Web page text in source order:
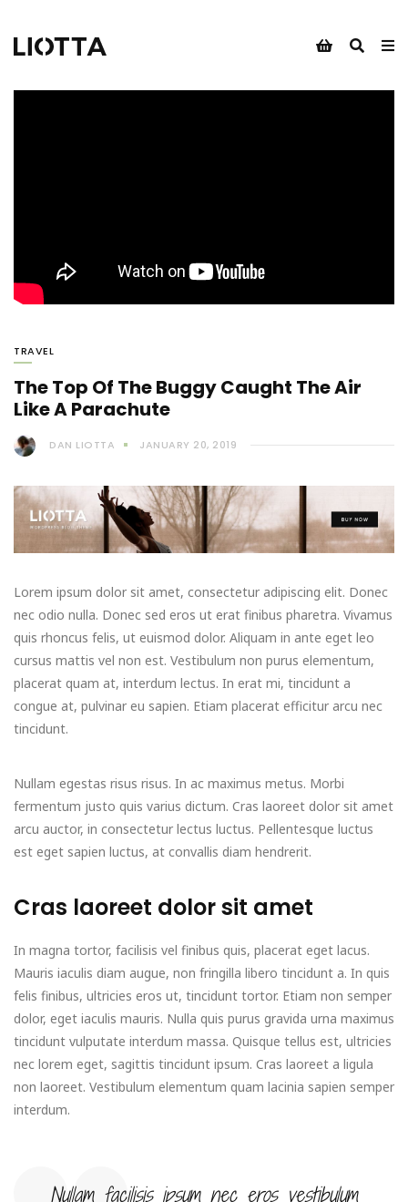
TRAVEL
The Top Of The Buggy Caught The Air
Like A Parachute
DAN LIOTTA JANUARY 20, 2019
Lorem ipsum dolor sit amet, consectetur adipiscing elit. Donec
nec odio nulla. Donec sed eros ut erat finibus pharetra. Vivamus
quis rhoncus felis, ut euismod dolor. Aliquam in ante eget leo
cursus mattis vel non est. Vestibulum non purus elementum,
placerat quam at, interdum lectus. In erat mi, tincidunt a
congue at, pulvinar eu sapien. Etiam placerat efficitur arcu nec
tincidunt.
Nullam egestas risus risus. In ac maximus metus. Morbi
fermentum justo quis varius dictum. Cras laoreet dolor sit amet
arcu auctor, in consectetur lectus luctus. Pellentesque luctus
est eget sapien luctus, at convallis diam hendrerit.
Cras laoreet dolor sit amet
In magna tortor, facilisis vel finibus quis, placerat eget lacus.
Mauris iaculis diam augue, non fringilla libero tincidunt a. In quis
felis finibus, ultricies eros ut, tincidunt tortor. Etiam non semper
dolor, eget iaculis mauris. Nulla quis purus gravida urna maximus
tincidunt vulputate interdum massa. Quisque tellus est, ultricies
nec lorem eget, sagittis tincidunt ipsum. Cras laoreet a ligula
non laoreet. Vestibulum elementum quam lacinia sapien semper
interdum.
Nullam facilisis ipsum nec eros vestibulum